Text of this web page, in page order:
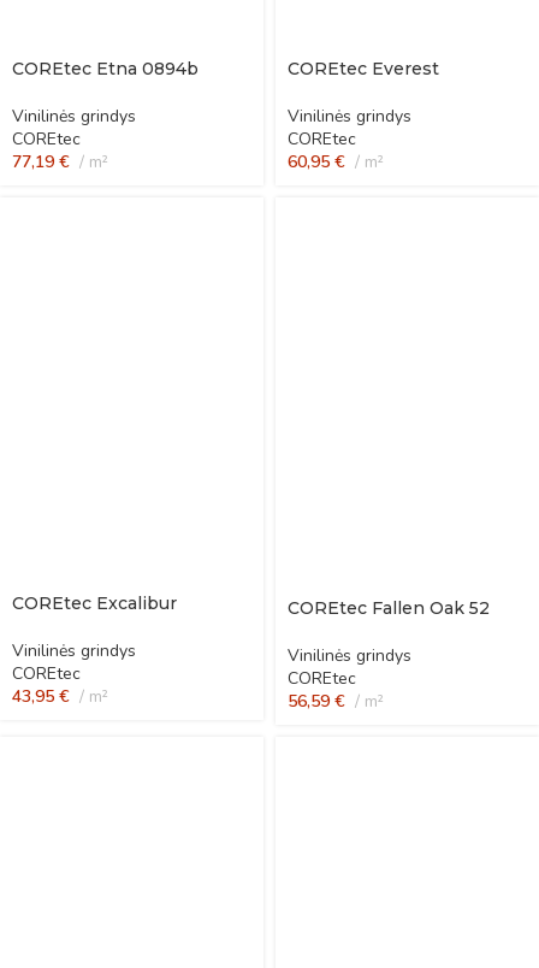
COREtec Etna 0894b
Vinilinės grindys
COREtec
77,19 € m²
COREtec Everest
Vinilinės grindys
COREtec
60,95 € m²
COREtec Excalibur
Vinilinės grindys
COREtec
43,95 € m²
COREtec Fallen Oak 52
Vinilinės grindys
COREtec
56,59 € m²